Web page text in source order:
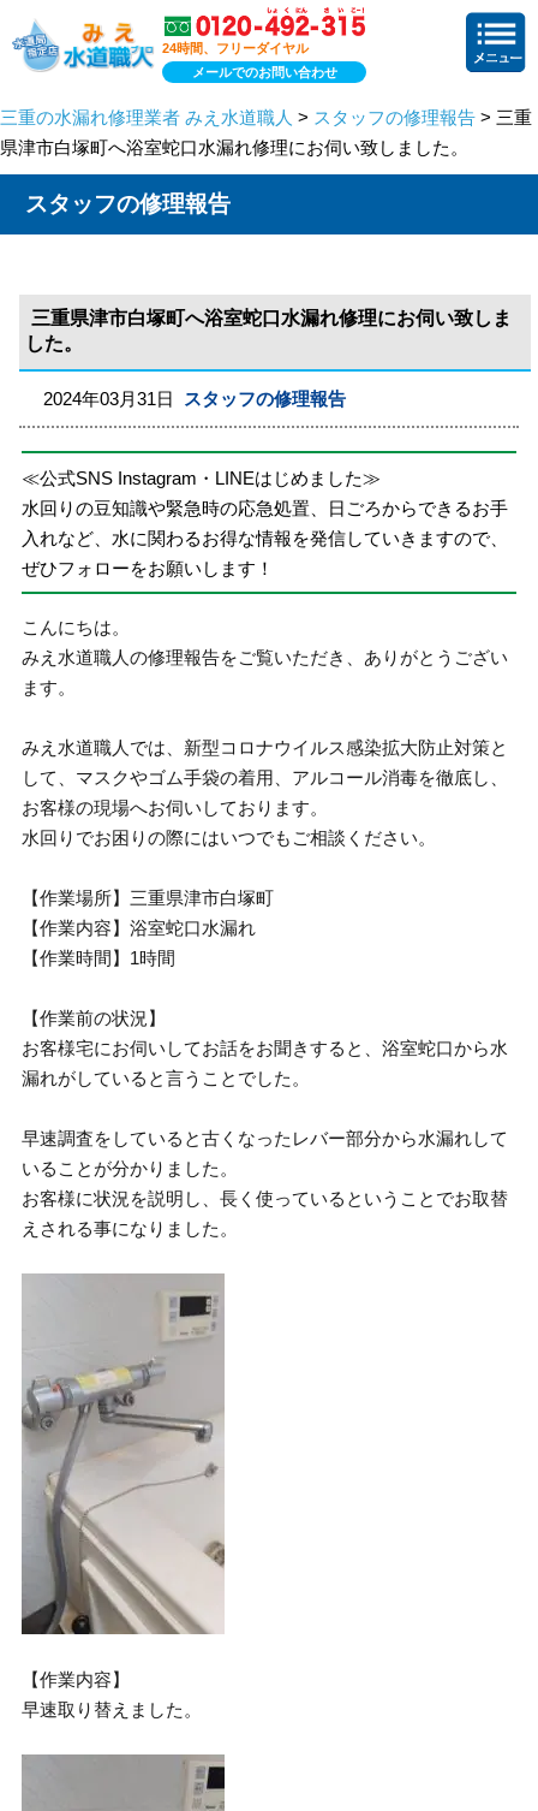
24時間、フリーダイヤル
メールでのお問い合わせ
三重の水漏れ修理業者 みえ水道職人 > スタッフの修理報告 > 三重
県津市白塚町へ浴室蛇口水漏れ修理にお伺い致しました。
スタッフの修理報告
三重県津市白塚町へ浴室蛇口水漏れ修理にお伺い致しま
した。
2024年03月31日 スタッフの修理報告
≪公式SNS Instagram・LINEはじめました≫
水回りの豆知識や緊急時の応急処置、日ごろからできるお手
入れなど、水に関わるお得な情報を発信していきますので、
ぜひフォローをお願いします！
こんにちは。
みえ水道職人の修理報告をご覧いただき、ありがとうござい
ます。
みえ水道職人では、新型コロナウイルス感染拡大防止対策と
して、マスクやゴム手袋の着用、アルコール消毒を徹底し、
お客様の現場へお伺いしております。
水回りでお困りの際にはいつでもご相談ください。
【作業場所】三重県津市白塚町
【作業内容】浴室蛇口水漏れ
【作業時間】1時間
【作業前の状況】
お客様宅にお伺いしてお話をお聞きすると、浴室蛇口から水
漏れがしていると言うことでした。
早速調査をしていると古くなったレバー部分から水漏れして
いることが分かりました。
お客様に状況を説明し、長く使っているということでお取替
えされる事になりました。
【作業内容】
早速取り替えました。